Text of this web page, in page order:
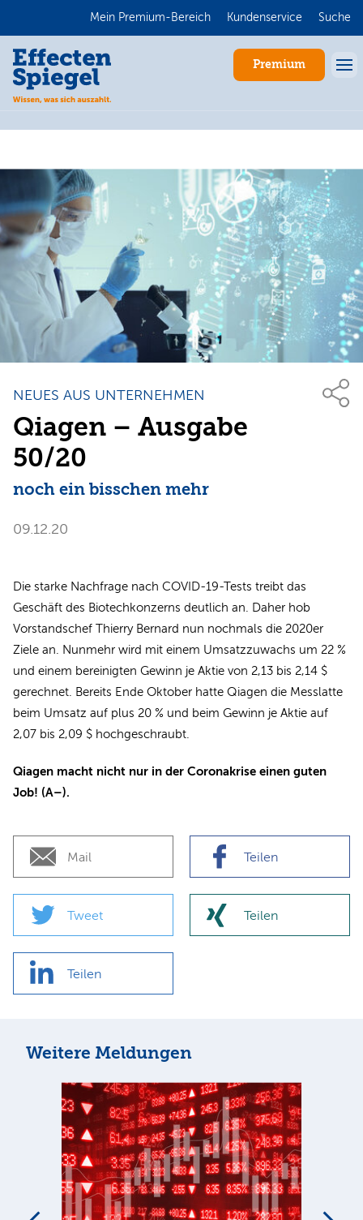
Mein Premium-Bereich Kundenservice Suche
Premium
NEUES AUS UNTERNEHMEN
Qiagen – Ausgabe
50/20
noch ein bisschen mehr
09.12.20
Die starke Nachfrage nach COVID-19-Tests treibt das
Geschäft des Biotechkonzerns deutlich an. Daher hob
Vorstandschef Thierry Bernard nun nochmals die 2020er
Ziele an. Nunmehr wird mit einem Umsatzzuwachs um 22 %
und einem bereinigten Gewinn je Aktie von 2,13 bis 2,14 $
gerechnet. Bereits Ende Oktober hatte Qiagen die Messlatte
beim Umsatz auf plus 20 % und beim Gewinn je Aktie auf
2,07 bis 2,09 $ hochgeschraubt.
Qiagen macht nicht nur in der Coronakrise einen guten
Job! (A–).
Mail Teilen
Tweet Teilen
Teilen
Weitere Meldungen
Anmelden